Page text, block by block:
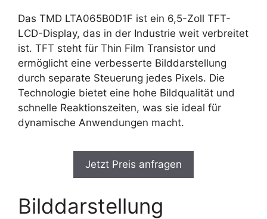
Das TMD LTA065B0D1F ist ein 6,5-Zoll TFT-
LCD-Display, das in der Industrie weit verbreitet
ist. TFT steht für Thin Film Transistor und
ermöglicht eine verbesserte Bilddarstellung
durch separate Steuerung jedes Pixels. Die
Technologie bietet eine hohe Bildqualität und
schnelle Reaktionszeiten, was sie ideal für
dynamische Anwendungen macht.
Jetzt Preis anfragen
Bilddarstellung